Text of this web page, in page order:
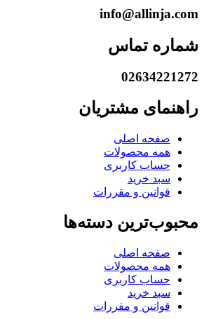
info@allinja.com
شماره تماس
02634221272
راهنمای مشتریان
صفحه اصلی
همه محصولات
حساب کاربری
سبد خرید
قوانین و مقررات
محبوب‌ترین دسته‌ها
صفحه اصلی
همه محصولات
حساب کاربری
سبد خرید
قوانین و مقررات